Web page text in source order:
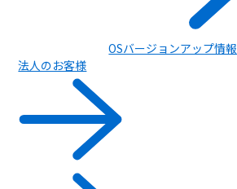
OSバージョンアップ情報
法人のお客様